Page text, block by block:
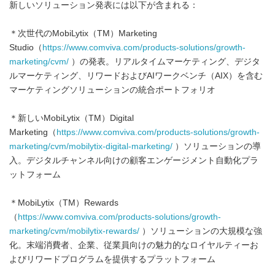
新しいソリューション発表には以下が含まれる：
＊次世代のMobiLytix（TM）Marketing
Studio（ https://www.comviva.com/products-solutions/growth-
marketing/cvm/ ）の発表。リアルタイムマーケティング、デジタ
ルマーケティング、リワードおよびAIワークベンチ（AIX）を含む
マーケティングソリューションの統合ポートフォリオ
＊新しいMobiLytix（TM）Digital
Marketing（ https://www.comviva.com/products-solutions/growth-
marketing/cvm/mobilytix-digital-marketing/ ）ソリューションの導
入。デジタルチャンネル向けの顧客エンゲージメント自動化プラ
ットフォーム
＊MobiLytix（TM）Rewards
（ https://www.comviva.com/products-solutions/growth-
marketing/cvm/mobilytix-rewards/ ）ソリューションの大規模な強
化。末端消費者、企業、従業員向けの魅力的なロイヤルティーお
よびリワードプログラムを提供するプラットフォーム